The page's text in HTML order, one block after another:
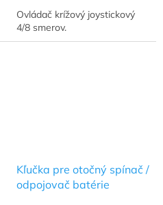
Ovládač krížový joystickový
4/8 smerov.
Kľučka pre otočný spínač /
odpojovač batérie